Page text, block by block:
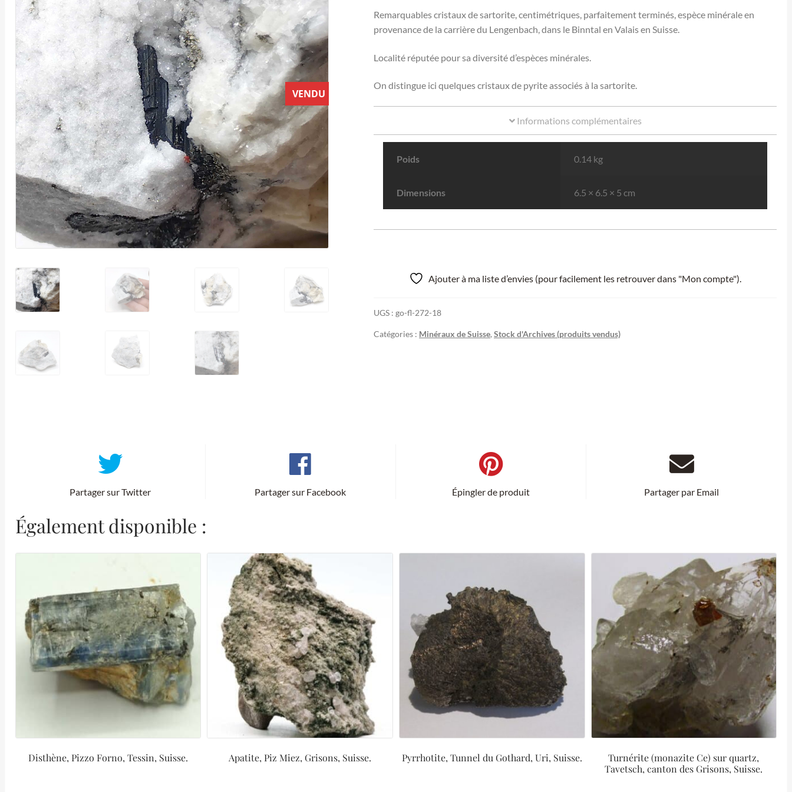
VENDU
Remarquables cristaux de sartorite, centimétriques, parfaitement terminés, espèce minérale en
provenance de la carrière du Lengenbach, dans le Binntal en Valais en Suisse.
Localité réputée pour sa diversité d’espèces minérales.
On distingue ici quelques cristaux de pyrite associés à la sartorite.
Informations complémentaires
Poids 0.14 kg
Dimensions 6.5 × 6.5 × 5 cm
Ajouter à ma liste d’envies (pour facilement les retrouver dans "Mon compte").
UGS : go-fl-272-18
Catégories : Minéraux de Suisse, Stock d'Archives (produits vendus)
Partager sur Twitter Partager sur Facebook Épingler de produit Partager par Email
Également disponible :
Disthène, Pizzo Forno, Tessin, Suisse. Apatite, Piz Miez, Grisons, Suisse. Pyrrhotite, Tunnel du Gothard, Uri, Suisse.
Turnérite (monazite Ce) sur quartz,
Tavetsch, canton des Grisons, Suisse.